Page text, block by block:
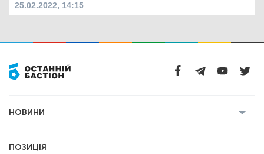
25.02.2022, 14:15
НОВИНИ
ПОЗИЦІЯ